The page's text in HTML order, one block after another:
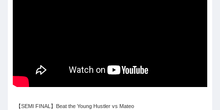
【SEMI FINAL】Beat the Young Hustler vs Mateo